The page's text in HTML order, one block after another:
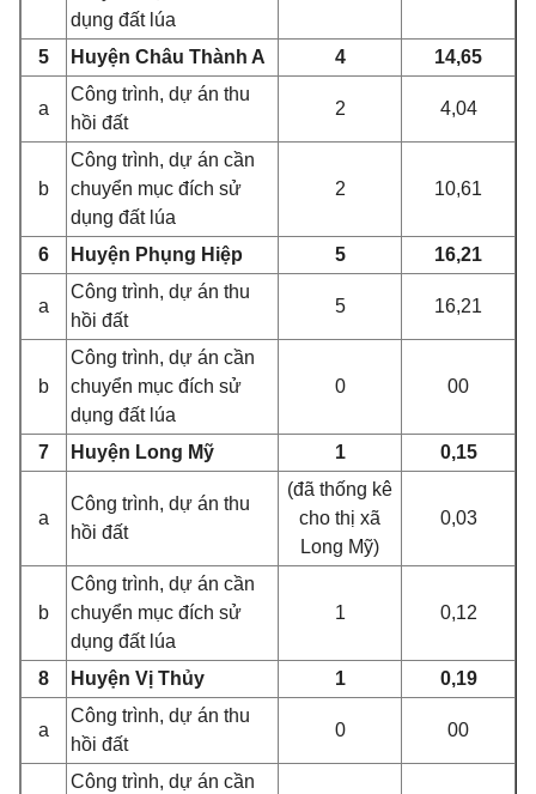
dụng đất lúa
5 Huyện Châu Thành A 4 14,65
a
Công trình, dự án thu
hồi đất
2 4,04
b
Công trình, dự án cần
chuyển mục đích sử
dụng đất lúa
2 10,61
6 Huyện Phụng Hiệp 5 16,21
a
Công trình, dự án thu
hồi đất
5 16,21
b
Công trình, dự án cần
chuyển mục đích sử
dụng đất lúa
0 00
7 Huyện Long Mỹ 1 0,15
a
Công trình, dự án thu
hồi đất
(đã thống kê
cho thị xã
Long Mỹ)
0,03
b
Công trình, dự án cần
chuyển mục đích sử
dụng đất lúa
1 0,12
8 Huyện Vị Thủy 1 0,19
a
Công trình, dự án thu
hồi đất
0 00
Công trình, dự án cần